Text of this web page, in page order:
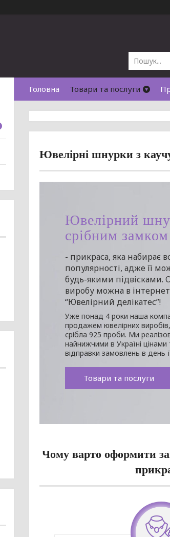
Головна Товари та послуги
Ювелірні шнурки з
Ювелірний
срібним замком
- прикраса, яка набирає
популярності, адже її
будь-якими підвісками.
виробу можна в
“Ювелірний делікатес”!
Уже понад 4 роки наша
продажем ювелірних
срібла 925 проби. Ми
найнижчими в Україні
відправки замовлень в день
Товари та послуги
Чому варто оформити